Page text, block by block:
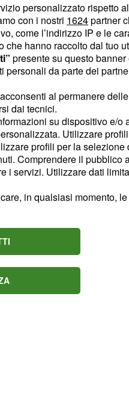
personalizzato rispetto
con i nostri 1624partner
come l’indirizzo IP e le
hanno raccolto dal tuo
presente su questo
da parte dei
al permanere
dai tecnici.
su dispositivo e/o
Utilizzare
profili per la
Comprendere il pubblico
i servizi. Utilizzare dati
in qualsiasi momento,